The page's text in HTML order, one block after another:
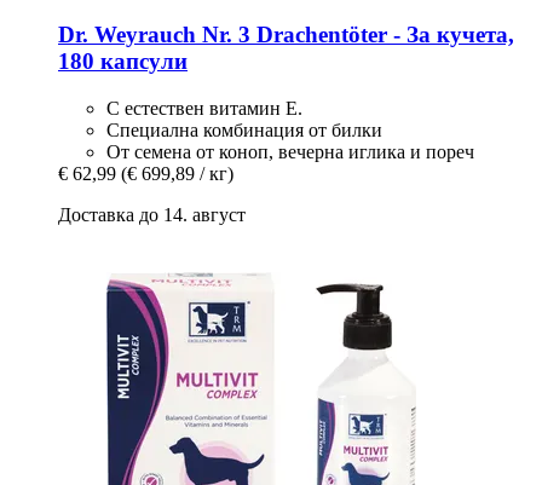
Dr. Weyrauch Nr. 3 Drachentöter -​ За кучета,
180 капсули
С естествен витамин Е.
Специална комбинация от билки
От семена от коноп, вечерна иглика и пореч
€ 62,99 (€ 699,89 / кг)
Доставка до 14. август